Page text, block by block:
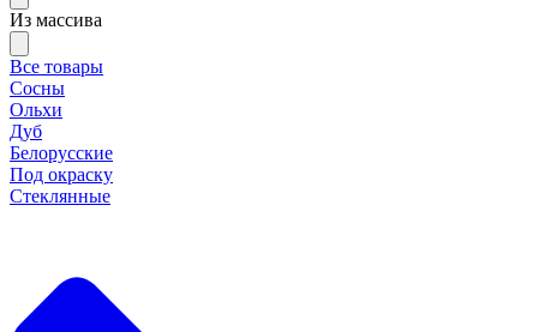
Из массива
Все товары
Сосны
Ольхи
Дуб
Белорусские
Под окраску
Стеклянные